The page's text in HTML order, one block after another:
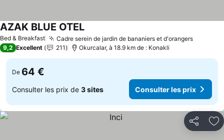
Bed & Breakfast Cadre serein de jardin de bananiers et d'orangers
AZAK BLUE OTELConsulter les prix
9,2 Excellent 211 Okurcalar, à 18.9 km de : Konakli
De 64 €
Consulter les prix de 3 sites Consulter les prix
Partager